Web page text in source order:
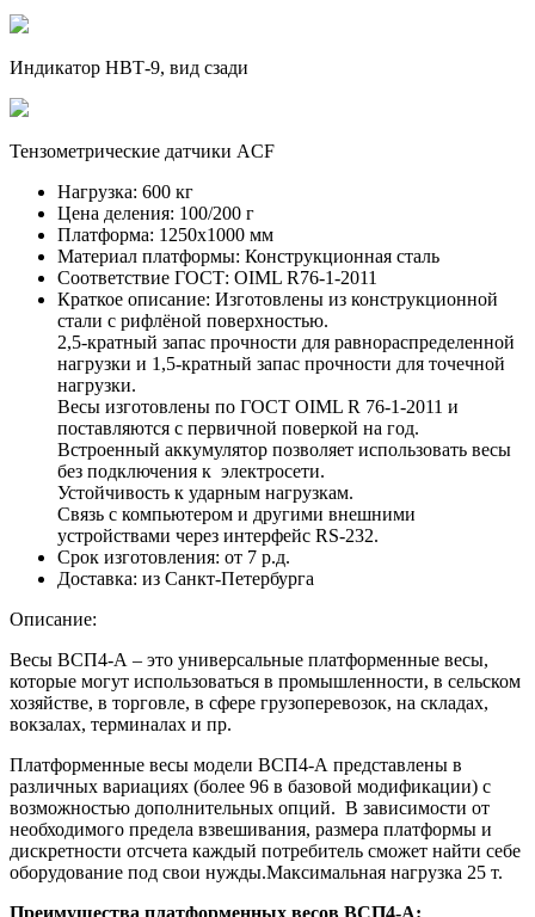
Индикатор НВТ-9, вид сзади
Тензометрические датчики ACF
Нагрузка: 600 кг
Цена деления: 100/200 г
Платформа: 1250х1000 мм
Материал платформы: Конструкционная сталь
Соответствие ГОСТ: OIML R76-1-2011
Краткое описание: Изготовлены из конструкционной
стали с рифлёной поверхностью.
2,5-кратный запас прочности для равнораспределенной
нагрузки и 1,5-кратный запас прочности для точечной
нагрузки.
Весы изготовлены по ГОСТ OIML R 76-1-2011 и
поставляются с первичной поверкой на год.
Встроенный аккумулятор позволяет использовать весы
без подключения к электросети.
Устойчивость к ударным нагрузкам.
Связь с компьютером и другими внешними
устройствами через интерфейс RS-232.
Срок изготовления: от 7 р.д.
Доставка: из Санкт-Петербурга
Описание:
Весы ВСП4-А – это универсальные платформенные весы,
которые могут использоваться в промышленности, в сельском
хозяйстве, в торговле, в сфере грузоперевозок, на складах,
вокзалах, терминалах и пр.
Платформенные весы модели ВСП4-А представлены в
различных вариациях (более 96 в базовой модификации) с
возможностью дополнительных опций. В зависимости от
необходимого предела взвешивания, размера платформы и
дискретности отсчета каждый потребитель сможет найти себе
оборудование под свои нужды.Максимальная нагрузка 25 т.
Преимущества платформенных весов ВСП4-А: